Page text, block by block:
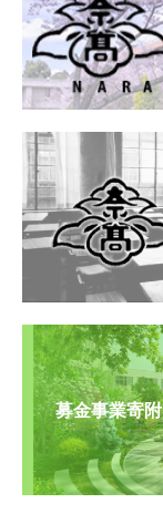
募金事業寄